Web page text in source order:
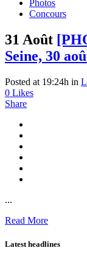
Photos
Concours
31 Août
Seine, 30
Posted at 19:24h in
0 Likes
Share
...
Read More
Latest headlines